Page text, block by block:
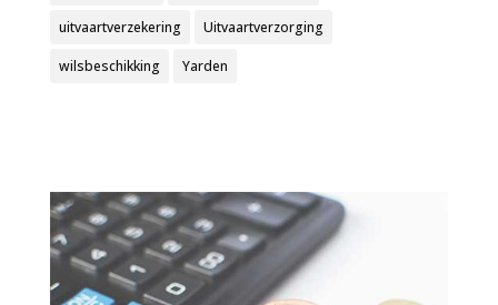
uitvaartverzekering Uitvaartverzorging
wilsbeschikking Yarden